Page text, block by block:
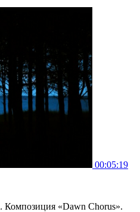
00:05:19
Композиция «Dawn Chorus».